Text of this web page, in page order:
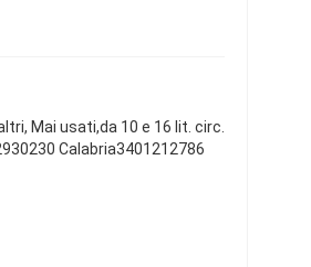
Mai usati,da 10 e 16 lit. circ.
Calabria3401212786